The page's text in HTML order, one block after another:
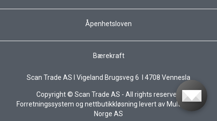
Åpenhetsloven
Bærekraft
Scan Trade AS I Vigeland Brugsveg 6 I 4708 Vennesla
Copyright © Scan Trade AS - All rights reserved
Forretningssystem og nettbutikkløsning levert av Multicase™
Norge AS